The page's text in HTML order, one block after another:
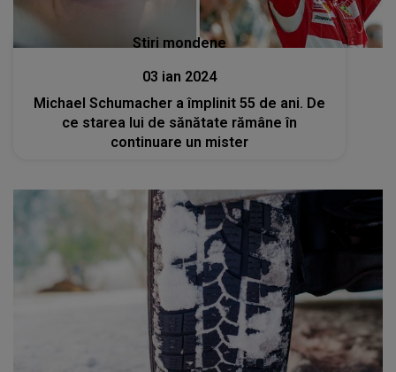
Stiri mondene
03 ian 2024
Michael Schumacher a împlinit 55 de ani. De
ce starea lui de sănătate rămâne în
continuare un mister